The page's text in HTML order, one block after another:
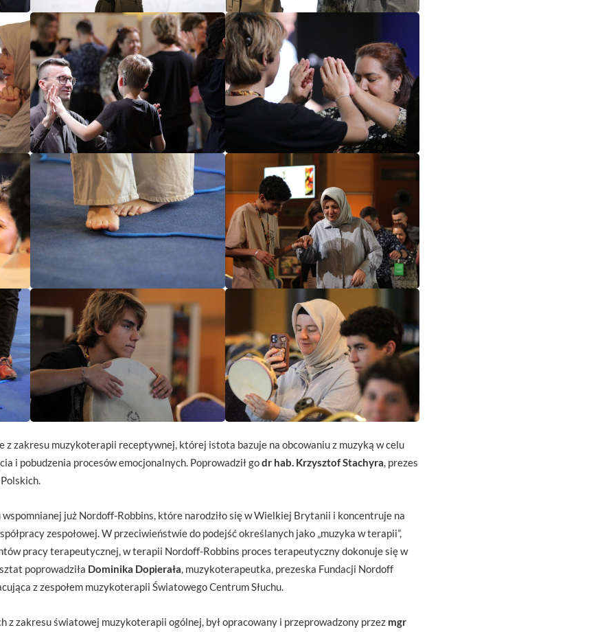
z zakresu muzykoterapii receptywnej, której istota bazuje na obcowaniu z muzyką w celu
i pobudzenia procesów emocjonalnych. Poprowadził godr hab. Krzysztof Stachyra, prezes
już Nordoff-Robbins, które narodziło się w Wielkiej Brytanii i koncentruje na
zespołowej. W przeciwieństwie do podejść określanych jako „muzyka w terapii”,
pracy terapeutycznej, w terapii Nordoff-Robbins proces terapeutyczny dokonuje się w
poprowadziła Dominika Dopierała, muzykoterapeutka, prezeska Fundacji Nordoff
z zespołem muzykoterapii Światowego Centrum Słuchu.
z zakresu światowej muzykoterapii ogólnej, był opracowany i przeprowadzony przez mgr